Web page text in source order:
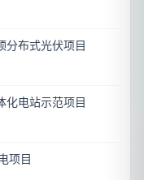
分布式光伏项目
化电站示范项目
项目